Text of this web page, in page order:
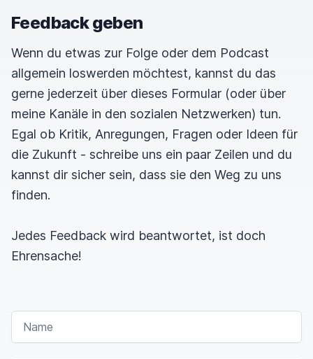
Feedback geben
Wenn du etwas zur Folge oder dem Podcast
allgemein loswerden möchtest, kannst du das
gerne jederzeit über dieses Formular (oder über
meine Kanäle in den sozialen Netzwerken) tun.
Egal ob Kritik, Anregungen, Fragen oder Ideen für
die Zukunft - schreibe uns ein paar Zeilen und du
kannst dir sicher sein, dass sie den Weg zu uns
finden.
Jedes Feedback wird beantwortet, ist doch
Ehrensache!
NAME